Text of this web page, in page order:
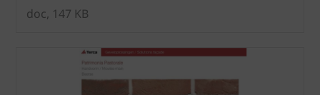
doc, 147 KB